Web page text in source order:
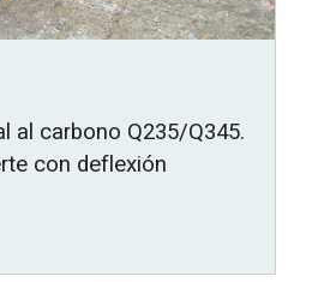
al carbono Q235/Q345.
con deflexión